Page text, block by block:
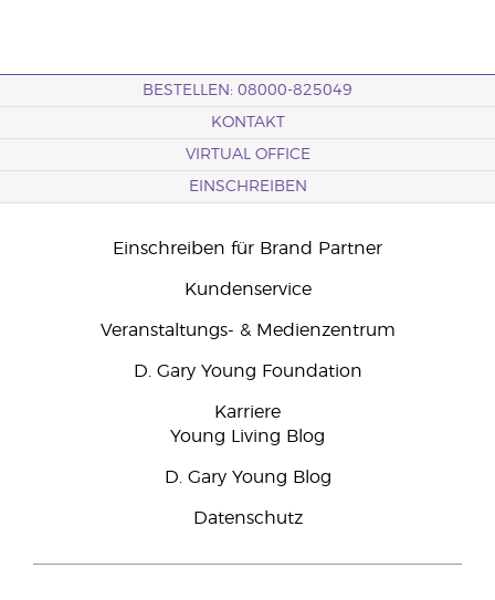
BESTELLEN: 08000-825049
KONTAKT
VIRTUAL OFFICE
EINSCHREIBEN
Einschreiben für Brand Partner
Kundenservice
Veranstaltungs- & Medienzentrum
D. Gary Young Foundation
Karriere
Young Living Blog
D. Gary Young Blog
Datenschutz